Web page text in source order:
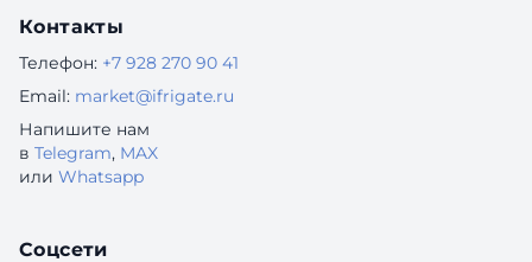
Контакты
Телефон: +7 928 270 90 41
Email: market@ifrigate.ru
Напишите нам
в Telegram, MAX
или Whatsapp
Соцсети